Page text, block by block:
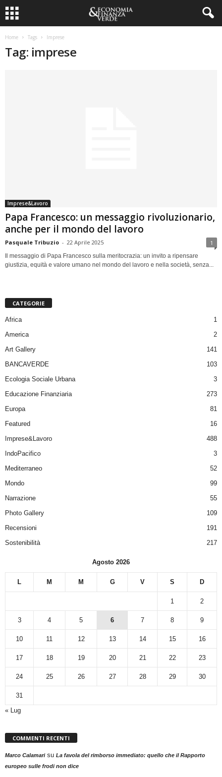
Home Tags Imprese
Tag: imprese
Imprese&Lavoro
Papa Francesco: un messaggio rivoluzionario,
anche per il mondo del lavoro
Pasquale Tribuzio - 22 Aprile 2025 1
Il messaggio di Papa Francesco sulla meritocrazia: un invito a ripensare
giustizia, equità e valore umano nel mondo del lavoro e nella società, senza...
CATEGORIE
Africa
1
America
2
Art Gallery
141
BANCAVERDE
103
Ecologia Sociale Urbana
3
Educazione Finanziaria
273
Europa
81
Featured
16
Imprese&Lavoro
488
IndoPacifico
3
Mediterraneo
52
Mondo
99
Narrazione
55
Photo Gallery
109
Recensioni
191
Sostenibilità
217
Agosto 2026
L M M G V S D
1 2
3 4 5 6 7 8 9
10 11 12 13 14 15 16
17 18 19 20 21 22 23
24 25 26 27 28 29 30
31
« Lug
COMMENTI RECENTI
Marco Calamarisu La favola del rimborso immediato: quello che il Rapporto
europeo sulle frodi non dice